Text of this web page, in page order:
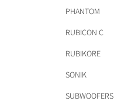
PHANTOM
RUBICON C
RUBIKORE
SONIK
SUBWOOFERS